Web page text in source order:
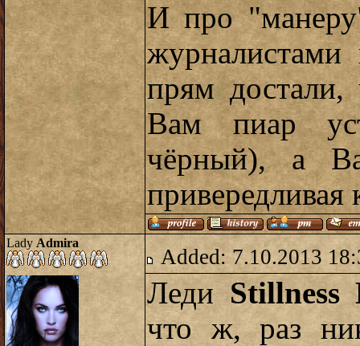
И про
журналистами
прям достали,
Вам пиар
чёрный), а
привередливая
Lady Admira
Added: 7.10.2013
Леди
что ж, раз